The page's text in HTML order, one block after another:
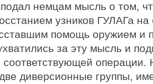
немцам мысль о том,
узников ГУЛАГа
помощь оружием и
за эту мысль и
соответствующей
диверсионные группы,